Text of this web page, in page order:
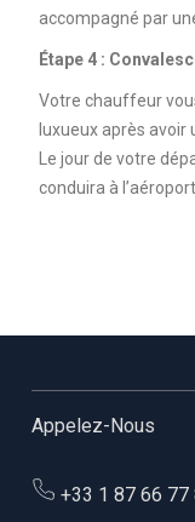
accompagné par
Étape 4 :
Votre chauffeur
luxueux après avoir
Le jour de votre
conduira à l’aéroport.
Appelez-Nous
+33 1 87 66 77